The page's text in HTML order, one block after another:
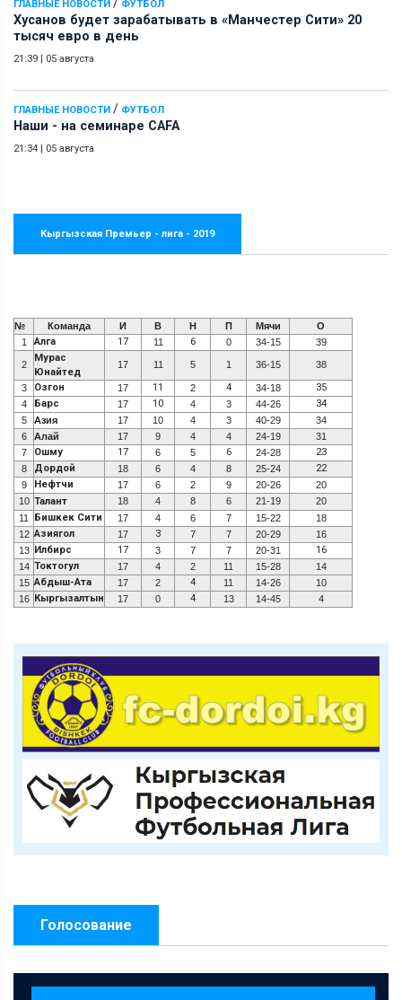
ГЛАВНЫЕ НОВОСТИ ФУТБОЛ
Хусанов будет зарабатывать в «Манчестер Сити» 20
тысяч евро в день
21:39 | 05 августа
ГЛАВНЫЕ НОВОСТИ / ФУТБОЛ
Наши - на семинаре СAFA
21:34 | 05 августа
Кыргызская Премьер - лига - 2019
№ Команда И В Н П Мячи
О
1
Алга 17 11 6 0 34-15 39
2
Мурас
Юнайтед
17 11 5 1 36-15 38
3 Озгон 17 11 2 4 34-18 35
4 Барс 17 10 4 3 44-26 34
5 Азия 17 10 4 3 40-29
34
6
Алай 17 9 4 4 24-19
31
7
Ошму 17 6 5 6 24-28 23
8 Дордой 18 6 4 8 25-24 22
9 Нефтчи 17 6 2 9 20-26
20
10 Талант 18 4 8 6 21-19
20
11
Бишкек Сити 17 4 6 7 15-22
18
12 Азиягол 17 3 7 7 20-29
16
13 Илбирс 17 3 7 7 20-31 16
14 Токтогул 17 4 2 11 15-28
14
15 Абдыш-Ата 17 2 4 11 14-26
10
16 Кыргызалтын 17 0 4 13 14-45 4
Голосование